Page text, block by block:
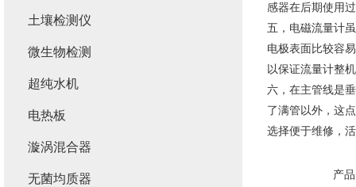
感器在后期使用
五，电磁流量计
电极表面比较容
以保证流量计整
六，在主管线是
了满管以外，这
选择便于维修，
产
土壤检测仪
微生物检测
超纯水机
电热板
漩涡混合器
无菌均质器